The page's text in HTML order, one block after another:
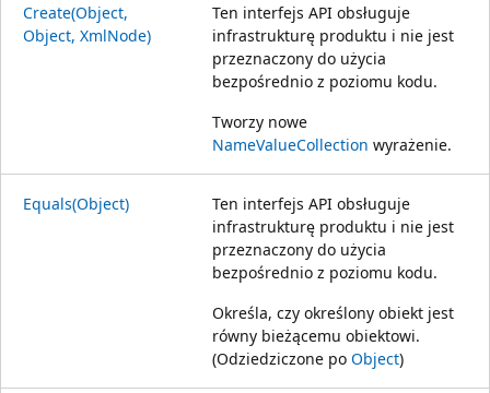
Create(Object,
Object, XmlNode)
Ten interfejs API obsługuje
infrastrukturę produktu i nie jest
przeznaczony do użycia
bezpośrednio z poziomu kodu.
Tworzy nowe
NameValueCollection wyrażenie.
Equals(Object)
Ten interfejs API obsługuje
infrastrukturę produktu i nie jest
przeznaczony do użycia
bezpośrednio z poziomu kodu.
Określa, czy określony obiekt jest
równy bieżącemu obiektowi.
(Odziedziczone po Object)